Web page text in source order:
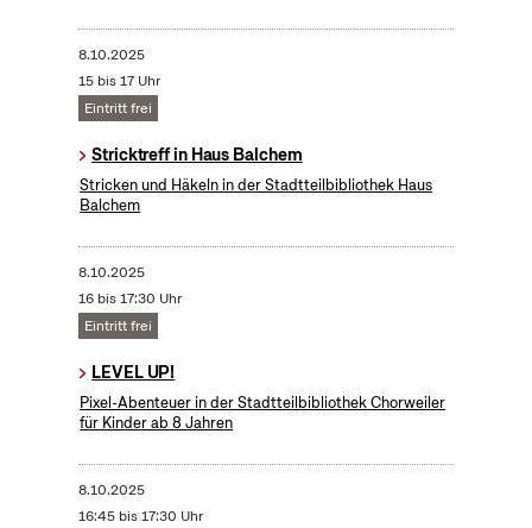
8.10.2025
15 bis 17 Uhr
Eintritt frei
Stricktreff in Haus Balchem
Stricken und Häkeln in der Stadtteilbibliothek Haus
Balchem
8.10.2025
16 bis 17:30 Uhr
Eintritt frei
LEVEL UP!
Pixel-Abenteuer in der Stadtteilbibliothek Chorweiler
für Kinder ab 8 Jahren
8.10.2025
16:45 bis 17:30 Uhr